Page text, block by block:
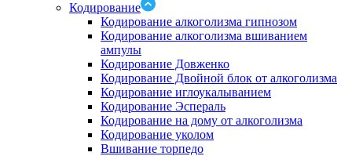
Кодирование
Кодирование алкоголизма гипнозом
Кодирование алкоголизма вшиванием
ампулы
Кодирование Довженко
Кодирование Двойной блок от алкоголизма
Кодирование иглоукалыванием
Кодирование Эспераль
Кодирование на дому от алкоголизма
Кодирование уколом
Вшивание торпедо